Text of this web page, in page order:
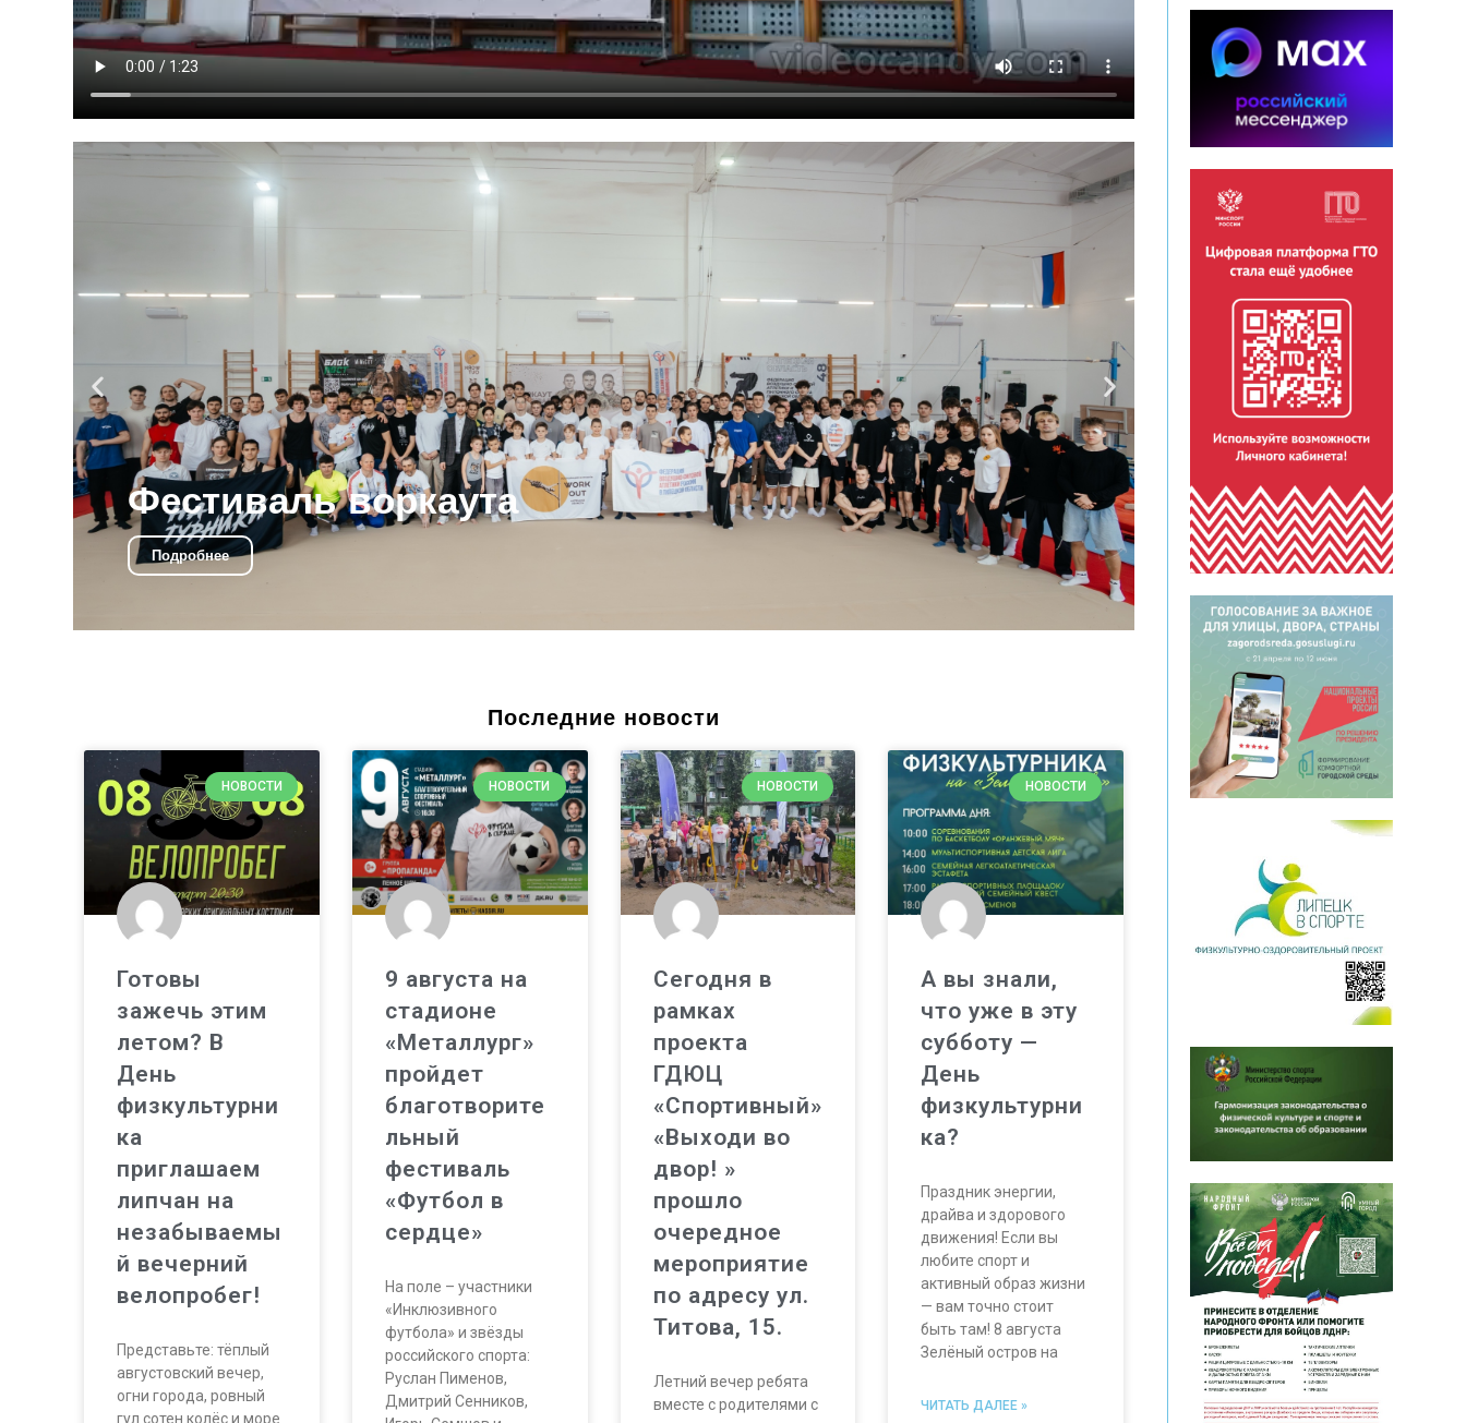
Последние новости
НОВОСТИ
Готовы
зажечь этим
летом? В
День
физкультурни
ка
приглашаем
липчан на
незабываемы
й вечерний
велопробег!
Представьте: тёплый
августовский вечер,
огни города, ровный
гул сотен колёс и море
НОВОСТИ
9 августа на
стадионе
«Металлург»
пройдет
благотворите
льный
фестиваль
«Футбол в
сердце»
На поле – участники
«Инклюзивного
футбола» и звёзды
российского спорта:
Руслан Пименов,
Дмитрий Сенников,
НОВОСТИ
Сегодня в
рамках
проекта
ГДЮЦ
«Спортивный»
«Выходи во
двор! »
прошло
очередное
мероприятие
по адресу ул.
Титова, 15.
Летний вечер ребята
вместе с родителями с
НОВОСТИ
А вы знали,
что уже в эту
субботу —
День
физкультурни
ка?
Праздник энергии,
драйва и здорового
движения! Если вы
любите спорт и
активный образ жизни
— вам точно стоит
быть там! 8 августа
Зелёный остров на
ЧИТАТЬ ДАЛЕЕ »